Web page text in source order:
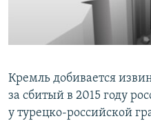
ПОБЕДИТЕЛЕЙ НЕ СУДЯТ?
КРЫМ.НЕПОКОРЕННЫЙ
УКРАИНСКАЯ ПРОБЛЕМА КРЫМА
ПРИСОЕДИНЯЙТЕСЬ!
Все сайты RFE/RL
Кремль добивается
за сбитый в 2015 году
у турецко-российской